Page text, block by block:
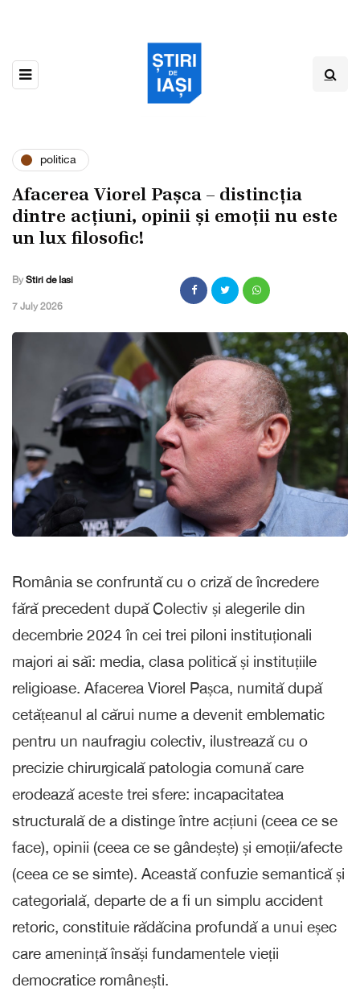
politica
Afacerea Viorel Pașca – distincția
dintre acțiuni, opinii și emoții nu este
un lux filosofic!
By Stiri de Iasi
,7 July 2026
România se confruntă cu o criză de încredere
fără precedent după Colectiv și alegerile din
decembrie 2024 în cei trei piloni instituționali
majori ai săi: media, clasa politică și instituțiile
religioase. Afacerea Viorel Pașca, numită după
cetățeanul al cărui nume a devenit emblematic
pentru un naufragiu colectiv, ilustrează cu o
precizie chirurgicală patologia comună care
erodează aceste trei sfere: incapacitatea
structurală de a distinge între acțiuni (ceea ce se
face), opinii (ceea ce se gândește) și emoții/afecte
(ceea ce se simte). Această confuzie semantică și
categorială, departe de a fi un simplu accident
retoric, constituie rădăcina profundă a unui eșec
care amenință însăși fundamentele vieții
democratice românești.